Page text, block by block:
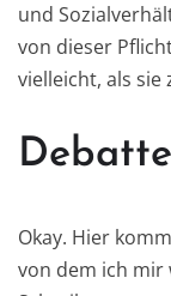
und
von dieser
vielleicht, als sie
Okay. Hier
von dem ich